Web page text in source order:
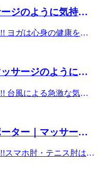
骨ストレッチ】
グキッチン内)営業時
～19:00（毎週水曜 定
7900＜Mail＞
＞
を選択してみてはいかが
あじさいをクリッ
クセス■【東京メトロ
日本橋口徒歩5分/東京
5分】【東京メトロ東西
改札徒歩7分/大手町駅
み下さい】【東京メト
手町駅B10出口へお進
前駅A4出口徒歩4分】
口徒歩4分】【日本橋三
分】【東京メトロ銀座線
結】【都営浅草線宝
口徒歩4分】【日本橋三
】【東京メトロ銀座線
直結】【都営浅草線宝
結】
洲1-3-7八重洲ファー
グキッチン内)営業時
～19:00（毎週水曜 定
＞
目的としているそうで
が出来ると言われていま
はいかがでしょう
をクリック！！） ■周
京メトロ各線日本橋駅
3分】【日本橋高島屋徒
5分/東京駅八重洲北口
東海道・山陽新幹線東
み下さい】【東京メト
手町駅B10出口へお進
手町駅東改札徒歩7分/大
へお進み下さい】【東
どの活動が促されて「天
きます。心肺機能の強化
げられると肺の容量が減
トの引き締め肩までお
かっているそうです。
さいをクリッ
ド日本橋徒歩3分】【日
日本橋口徒歩5分/東京
徒歩7分】【東海道・
5分】【東京メトロ東西
B10出口へお進み下さ
改札徒歩7分/大手町駅
た強まる紫外線やエアコ
目の疲れ（眼精疲労）
）原因: 梅雨の低気圧
乱れ、血行不良や目の
れやすくしましょう。
め気づきにくいです
で目が乾燥しやすくなり
初夏に向けて急増する
を活用しましょう。【今
たり、遠くを眺めてピン
眼球周りの筋肉をほぐ
ジのように気持ち
すぐ】
ヨガは心身の健康を整
改善や肩こり・腰痛の
らに、ヨガで最も重要と
律神経のバランスを整
睡眠へと導いてくれま
、自分自身の内面と静
分のペースで無理なく続
心も体も健やかな毎日を
ら（あじさいをクリッ
ド日本橋徒歩3分】【日
サージのように気
越前駅すぐ】
台風による急激な気圧
策として、内耳の血流
」や、規則正しい睡眠が
湿度の変化で気管支が
台風通過による停電や断
、衛生環境の悪化によ
ター｜マッサージ
手町駅,三越前駅す
スマホ肘・テニス肘は、
ーターは、手首や指を